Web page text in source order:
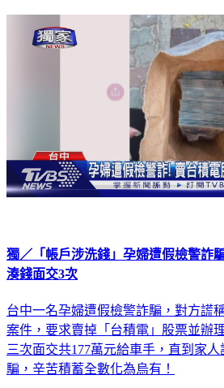
獨／「帳戶涉洗錢」孕婦遭假檢警詐
湊錢面交3次
台中一名孕婦遭假檢警詐騙，對方謊
案件，要求賣掉「台積電」股票並辦
三次面交共177萬元給車手，直到家
騙，辛苦積蓄全數化為烏有！